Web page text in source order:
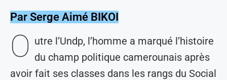
Par Serge Aimé BIKOI
O utre l’Undp, l’homme a marqué l’histoire
du champ politique camerounais après
avoir fait ses classes dans les rangs du Social